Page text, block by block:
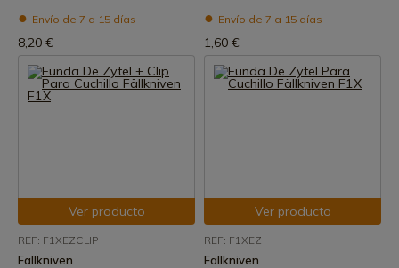
Envío de 7 a 15 días
8,20 €
Envío de 7 a 15 días
1,60 €
Ver producto
REF: F1XEZCLIP
Fallkniven
Ver producto
REF: F1XEZ
Fallkniven